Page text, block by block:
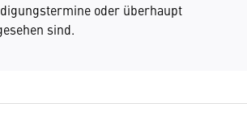
oder überhaupt
sind.